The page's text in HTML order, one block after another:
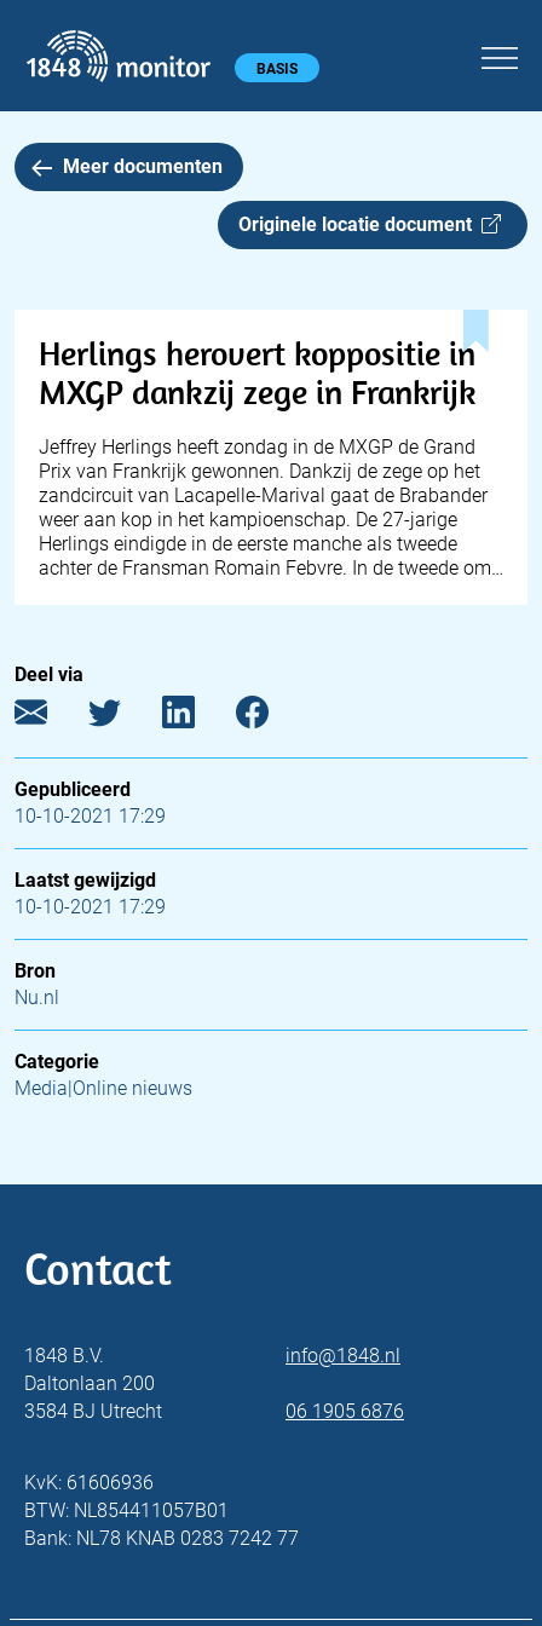
Hoofdmenu BASIS
Meer documenten
Originele locatie document
Herlings herovert koppositie in
MXGP dankzij zege in Frankrijk
Jeffrey Herlings heeft zondag in de MXGP de Grand
Prix van Frankrijk gewonnen. Dankzij de zege op het
zandcircuit van Lacapelle-Marival gaat de Brabander
weer aan kop in het kampioenschap. De 27-jarige
Herlings eindigde in de eerste manche als tweede
achter de Fransman Romain Febvre. In de tweede om…
Deel via
Gepubliceerd
10-10-2021 17:29
Laatst gewijzigd
10-10-2021 17:29
Bron
Nu.nl
Categorie
Media|Online nieuws
Contact
1848 B.V.
Daltonlaan 200
3584 BJ Utrecht
info@1848.nl
06 1905 6876
KvK: 61606936
BTW: NL854411057B01
Bank: NL78 KNAB 0283 7242 77